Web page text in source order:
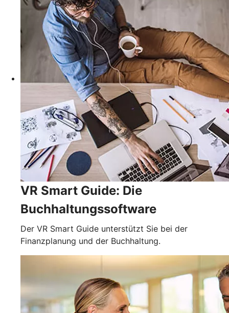
VR Smart Guide: Die
Buchhaltungssoftware
Der VR Smart Guide unterstützt Sie bei der
Finanzplanung und der Buchhaltung.